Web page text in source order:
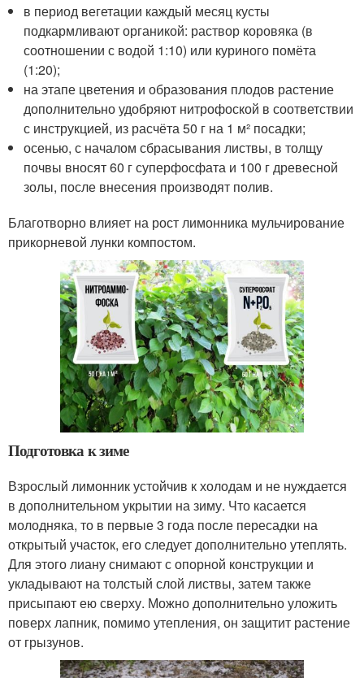
в период вегетации каждый месяц кусты
подкармливают органикой: раствор коровяка (в
соотношении с водой 1:10) или куриного помёта
(1:20);
на этапе цветения и образования плодов растение
дополнительно удобряют нитрофоской в соответствии
с инструкцией, из расчёта 50 г на 1 м² посадки;
осенью, с началом сбрасывания листвы, в толщу
почвы вносят 60 г суперфосфата и 100 г древесной
золы, после внесения производят полив.
Благотворно влияет на рост лимонника мульчирование
прикорневой лунки компостом.
Подготовка к зиме
Взрослый лимонник устойчив к холодам и не нуждается
в дополнительном укрытии на зиму. Что касается
молодняка, то в первые 3 года после пересадки на
открытый участок, его следует дополнительно утеплять.
Для этого лиану снимают с опорной конструкции и
укладывают на толстый слой листвы, затем также
присыпают ею сверху. Можно дополнительно уложить
поверх лапник, помимо утепления, он защитит растение
от грызунов.